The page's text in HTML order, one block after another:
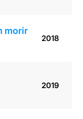
morir
2018
2019